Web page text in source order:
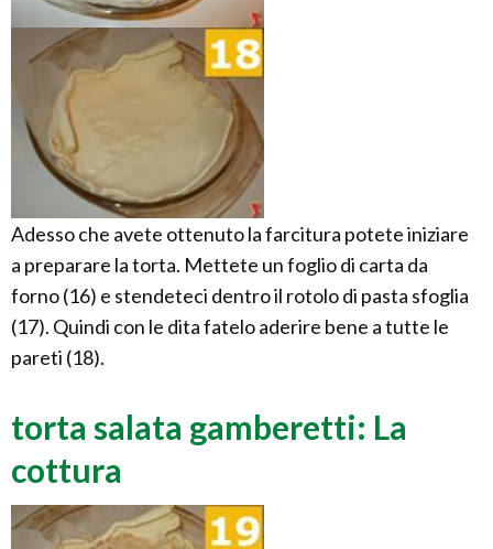
Adesso che avete ottenuto la farcitura potete iniziare
a preparare la torta. Mettete un foglio di carta da
forno (16) e stendeteci dentro il rotolo di pasta sfoglia
(17). Quindi con le dita fatelo aderire bene a tutte le
pareti (18).
torta salata gamberetti: La
cottura